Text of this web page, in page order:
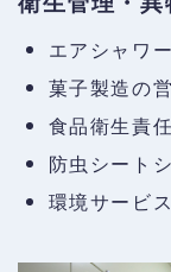
エアシャワ
菓子製造の
食品衛生責
防虫シート
環境サービ